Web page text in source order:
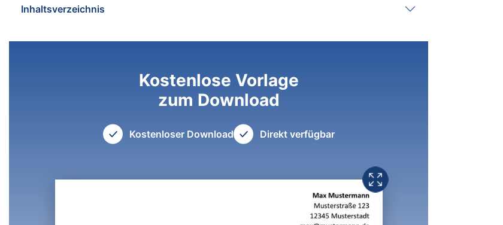
Inhaltsverzeichnis
Kostenlose Vorlage
zum Download
Kostenloser Download Direkt verfügbar